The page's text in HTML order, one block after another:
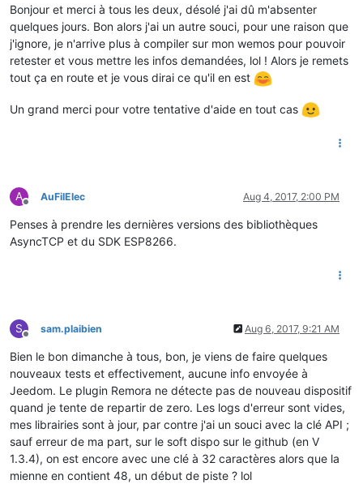
Bonjour et merci à tous les deux, désolé j'ai dû m'absenter
quelques jours. Bon alors j'ai un autre souci, pour une raison que
j'ignore, je n'arrive plus à compiler sur mon wemos pour pouvoir
retester et vous mettre les infos demandées, lol ! Alors je remets
tout ça en route et je vous dirai ce qu'il en est
Un grand merci pour votre tentative d'aide en tout cas
A
Offline
AuFilElec Aug 4, 2017, 2:00 PM
Penses à prendre les dernières versions des bibliothèques
AsyncTCP et du SDK ESP8266.
S
Offline
sam.plaibien Aug 6, 2017, 9:21 AM
Bien le bon dimanche à tous, bon, je viens de faire quelques
nouveaux tests et effectivement, aucune info envoyée à
Jeedom. Le plugin Remora ne détecte pas de nouveau dispositif
quand je tente de repartir de zero. Les logs d'erreur sont vides,
mes librairies sont à jour, par contre j'ai un souci avec la clé API ;
sauf erreur de ma part, sur le soft dispo sur le github (en V
1.3.4), on est encore avec une clé à 32 caractères alors que la
mienne en contient 48, un début de piste ? lol